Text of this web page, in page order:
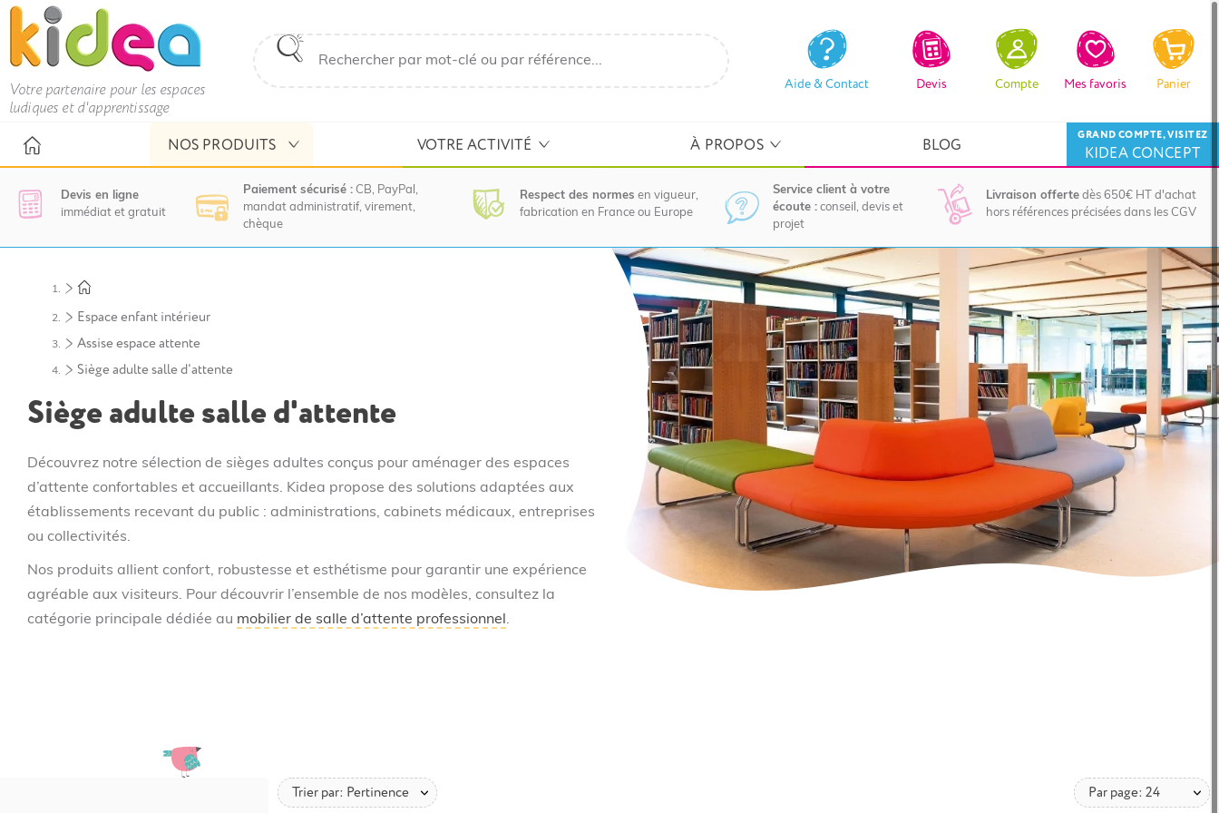
Votre partenaire pour les espaces
ludiques et d'apprentissage
Aide & Contact Devis Compte Mes favoris Panier
NOS PRODUITS VOTRE ACTIVITÉ À PROPOS BLOG KIDEA CONCEPT
GRAND COMPTE, VISITEZ
Devis en ligne
immédiat et gratuit
Paiement sécurisé : CB, PayPal,
mandat administratif, virement,
chèque
Respect des normes en vigueur,
fabrication en France ou Europe
Service client à votre
écoute : conseil, devis et
projet
Livraison offerte dès 650€ HT d'achat
hors références précisées dans les CGV
invitons
service
pour
savoir
votre
projet
d’achat
bénéficie
d’une
et
délai
de
Espace enfant intérieur
Assise espace attente
Siège adulte salle d'attente
Siège adulte salle d'attente
Découvrez notre sélection de sièges adultes conçus pour aménager des espaces
d’attente confortables et accueillants. Kidea propose des solutions adaptées aux
établissements recevant du public : administrations, cabinets médicaux, entreprises
ou collectivités.
Nos produits allient confort, robustesse et esthétisme pour garantir une expérience
agréable aux visiteurs. Pour découvrir l’ensemble de nos modèles, consultez la
catégorie principale dédiée au mobilier de salle d’attente professionnel .
Trier par: Pertinence Par page: 24